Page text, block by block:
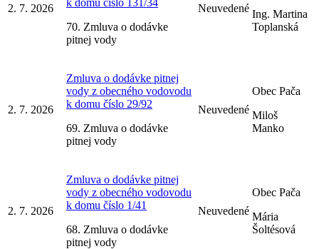
2. 7. 2026
70. Zmluva o dodávke
pitnej vody
Neuvedené Ing. Martina
Toplanská
2. 7. 2026
Zmluva o dodávke pitnej
vody z obecného vodovodu
k domu číslo 29/92
69. Zmluva o dodávke
pitnej vody
Neuvedené
Obec Pača
Miloš
Manko
2. 7. 2026
Zmluva o dodávke pitnej
vody z obecného vodovodu
k domu číslo 1/41
68. Zmluva o dodávke
pitnej vody
Neuvedené
Obec Pača
Mária
Šoltésová